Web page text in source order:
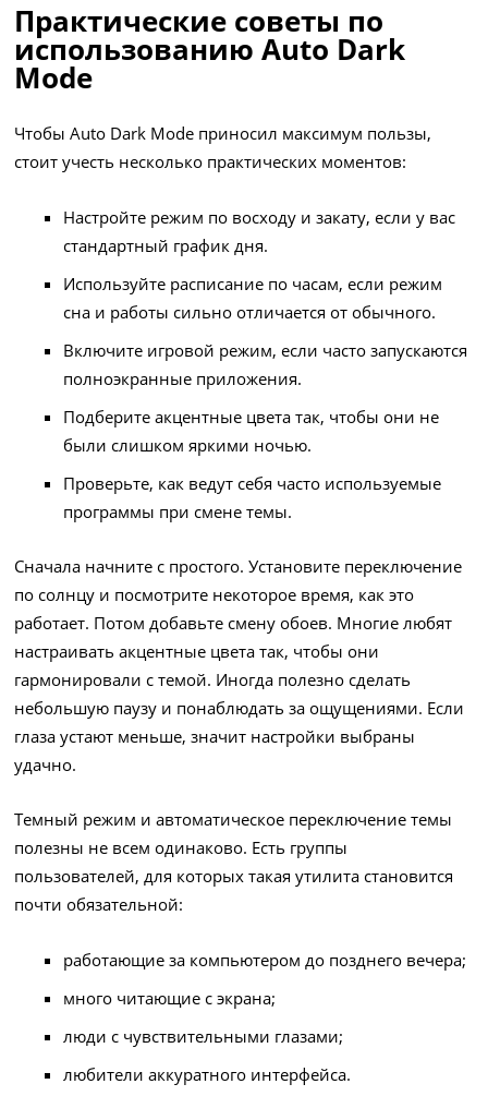
Практические советы по
использованию Auto Dark
Mode
Чтобы Auto Dark Mode приносил максимум пользы,
стоит учесть несколько практических моментов:
Настройте режим по восходу и закату, если у вас
стандартный график дня.
Используйте расписание по часам, если режим
сна и работы сильно отличается от обычного.
Включите игровой режим, если часто запускаются
полноэкранные приложения.
Подберите акцентные цвета так, чтобы они не
были слишком яркими ночью.
Проверьте, как ведут себя часто используемые
программы при смене темы.
Сначала начните с простого. Установите переключение
по солнцу и посмотрите некоторое время, как это
работает. Потом добавьте смену обоев. Многие любят
настраивать акцентные цвета так, чтобы они
гармонировали с темой. Иногда полезно сделать
небольшую паузу и понаблюдать за ощущениями. Если
глаза устают меньше, значит настройки выбраны
удачно.
Темный режим и автоматическое переключение темы
полезны не всем одинаково. Есть группы
пользователей, для которых такая утилита становится
почти обязательной:
работающие за компьютером до позднего вечера;
много читающие с экрана;
люди с чувствительными глазами;
любители аккуратного интерфейса.